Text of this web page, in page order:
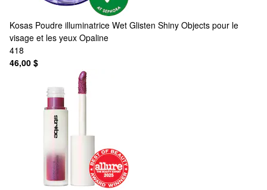
Kosas Poudre illuminatrice Wet Glisten Shiny Objects pour le
visage et les yeux Opaline
418
46,00 $